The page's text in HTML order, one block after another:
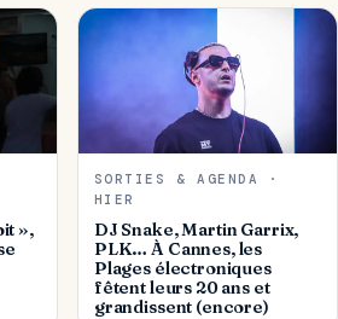
»,
SORTIES & AGENDA ·
HIER
DJ Snake, Martin Garrix,
PLK… À Cannes, les
Plages électroniques
fêtent leurs 20 ans et
grandissent (encore)